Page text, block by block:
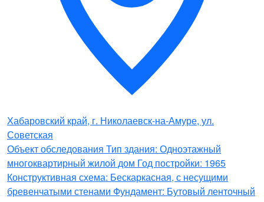
Хабаровский край, г. Николаевск-на-Амуре, ул.
Советская
Объект обследования Тип здания: Одноэтажный
многоквартирный жилой дом Год постройки: 1965
Конструктивная схема: Бескаркасная, с несущими
бревенчатыми стенами Фундамент: Бутовый ленточный